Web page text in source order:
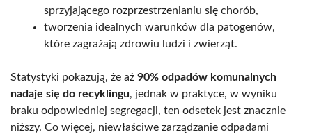
sprzyjającego rozprzestrzenianiu się chorób,
tworzenia idealnych warunków dla patogenów,
które zagrażają zdrowiu ludzi i zwierząt.
Statystyki pokazują, że aż 90% odpadów komunalnych
nadaje się do recyklingu, jednak w praktyce, w wyniku
braku odpowiedniej segregacji, ten odsetek jest znacznie
niższy. Co więcej, niewłaściwe zarządzanie odpadami